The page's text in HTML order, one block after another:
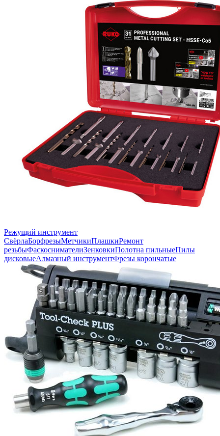
Режущий инструмент
СвёрлаБорфрезыМетчикиПлашкиРемонт
резьбыФаскоснимателиЗенковкиПолотна пильныеПилы
дисковыеАлмазный инструментФрезы корончатые